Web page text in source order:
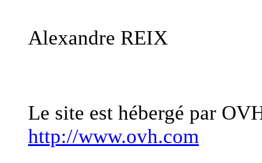
Alexandre REIX
Le site est hébergé par
http://www.ovh.com